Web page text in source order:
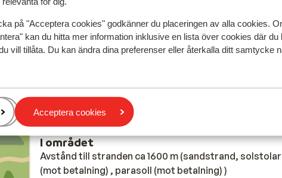
på "Acceptera cookies" godkänner du placeringen av alla cookies.
kan du hitta mer information inklusive en lista över cookies där du
vill tillåta. Du kan ändra dina preferenser eller återkalla ditt samtycke
Acceptera cookies
I området
Avstånd till stranden ca 1600 m (sandstrand, solstolar
(mot betalning) , parasoll (mot betalning) )